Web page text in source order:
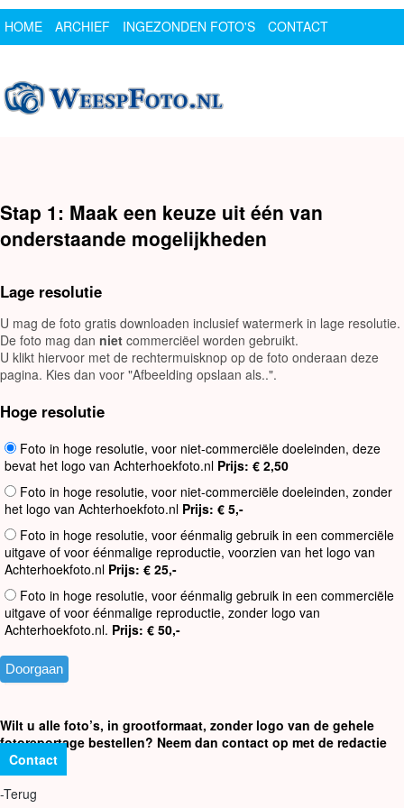
HOME ARCHIEF INGEZONDEN FOTO'S
CONTACT
Stap 1: Maak een keuze uit één van
onderstaande mogelijkheden
Lage resolutie
U mag de foto gratis downloaden inclusief watermerk in lage resolutie.
De foto mag dan niet commerciëel worden gebruikt.
U klikt hiervoor met de rechtermuisknop op de foto onderaan deze
pagina. Kies dan voor "Afbeelding opslaan als..".
Hoge resolutie
Foto in hoge resolutie, voor niet-commerciële doeleinden, deze
bevat het logo van Achterhoekfoto.nl Prijs: € 2,50
Foto in hoge resolutie, voor niet-commerciële doeleinden, zonder
het logo van Achterhoekfoto.nl Prijs: € 5,-
Foto in hoge resolutie, voor éénmalig gebruik in een commerciële
uitgave of voor éénmalige reproductie, voorzien van het logo van
Achterhoekfoto.nl Prijs: € 25,-
Foto in hoge resolutie, voor éénmalig gebruik in een commerciële
uitgave of voor éénmalige reproductie, zonder logo van
Achterhoekfoto.nl. Prijs: € 50,-
Wilt u alle foto’s, in grootformaat, zonder logo van de gehele
fotoreportage bestellen? Neem dan contact op met de redactie
Contact
-Terug